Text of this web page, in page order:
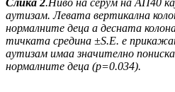
Слика 2.Ниво на серум на АП40
аутизам. Левата вертикална
нормалните деца а десната
тичката средина ±S.E. е
аутизам имаа значително
нормaлните деца (p=0.034).